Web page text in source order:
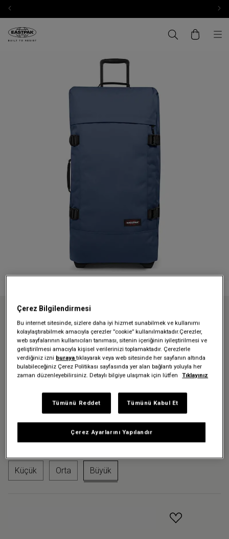
TRANVERZ L POWDER PILOT TEKERLEKLİ VALİZ
TRANVERZ L POWDER PILOT
TEKERLEKLİ VALİZ
Powder Pilot
Küçük Orta Büyük
Çerez Bilgilendirmesi
Bu internet sitesinde, sizlere daha iyi hizmet sunabilmek ve kullanımı
kolaylaştırabilmek amacıyla çerezler ”cookie” kullanılmaktadır.Çerezler,
web sayfalarının kullanıcıları tanıması, sitenin içeriğinin iyileştirilmesi ve
geliştirilmesi amacıyla kişisel verilerinizi toplamaktadır. Çerezlerle
verdiğiniz izni burayatıklayarak veya web sitesinde her sayfanın altında
bulabileceğiniz Çerez Politikası sayfasında yer alan bağlantı yoluyla her
zaman düzenleyebilirsiniz. Detaylı bilgiye ulaşmak için lütfen
Tıklayınız
Çerez Ayarlarını Yapılandır
Tümünü Reddet Tümünü Kabul Et